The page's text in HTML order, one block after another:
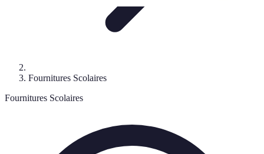
Fournitures Scolaires
Fournitures Scolaires